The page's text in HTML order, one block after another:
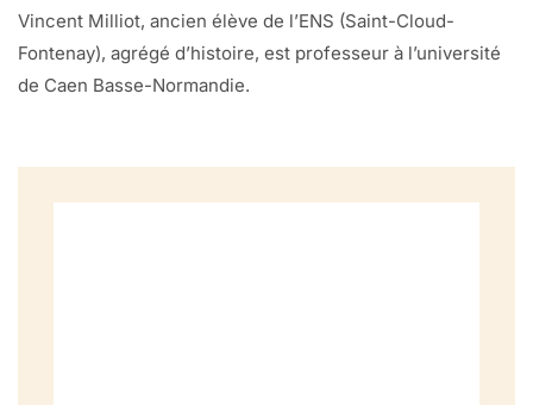
Vincent Milliot, ancien élève de l’ENS (Saint-Cloud-
Fontenay), agrégé d’histoire, est professeur à l’université
de Caen Basse-Normandie.